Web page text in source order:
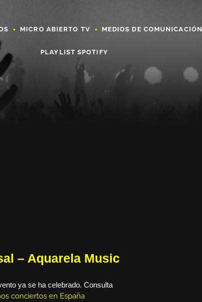
MICRO ABIERTO TV MEDIOS DE COMUNICACIÓN
PLAYLIST SPOTIFY
– Aquarela Music
ya se ha celebrado. Consulta
conciertos en España